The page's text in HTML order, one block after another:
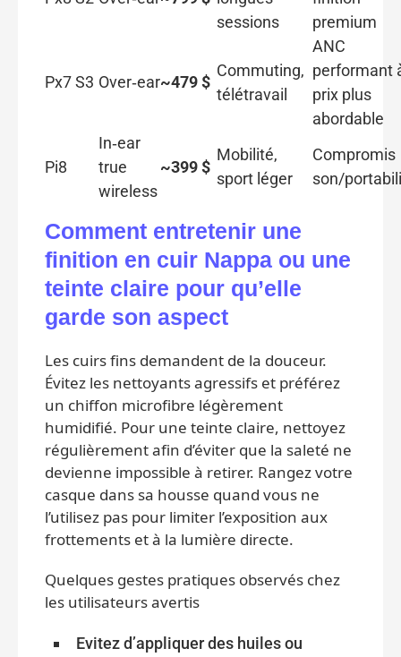
sessions
premium
Px7 S3 Over‑ear~479 $
Commuting,
télétravail
ANC
performant
prix plus
abordable
Pi8
In‑ear
true
wireless
~399 $
Mobilité,
sport léger
Compromis
son/
Comment entretenir une
finition en cuir Nappa ou une
teinte claire pour qu’elle
garde son aspect
Les cuirs fins demandent de la douceur.
Évitez les nettoyants agressifs et préférez
un chiffon microfibre légèrement
humidifié. Pour une teinte claire, nettoyez
régulièrement afin d’éviter que la saleté ne
devienne impossible à retirer. Rangez votre
casque dans sa housse quand vous ne
l’utilisez pas pour limiter l’exposition aux
frottements et à la lumière directe.
Quelques gestes pratiques observés chez
les utilisateurs avertis
Evitez d’appliquer des huiles ou